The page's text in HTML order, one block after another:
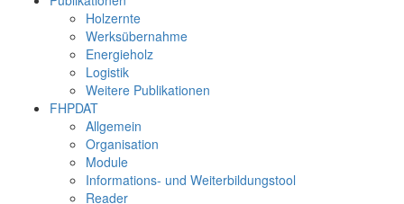
Holzernte
Werksübernahme
Energieholz
Logistik
Weitere Publikationen
FHPDAT
Allgemein
Organisation
Module
Informations- und Weiterbildungstool
Reader